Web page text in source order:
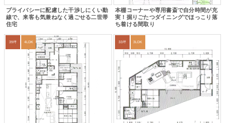
プライバシーに配慮した干渉しにくい動
線で、来客も気兼ねなく過ごせる二世帯
住宅
本棚コーナーや専用書斎で自分時間が充
実！掘りごたつダイニングでほっこり落
ち着ける間取り
39坪 4LDK 33坪 3LDK